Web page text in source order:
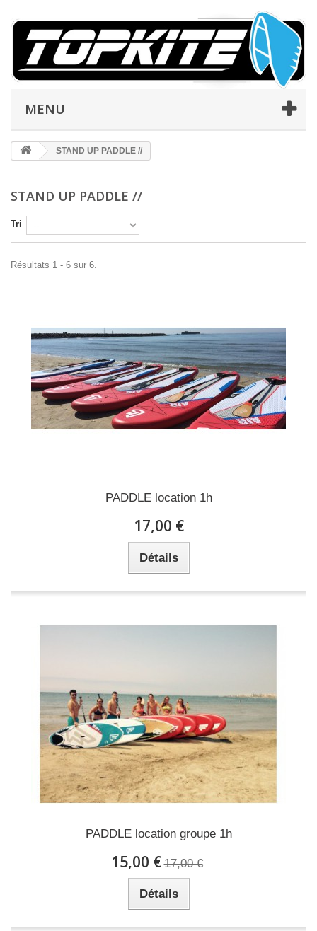
MENU
STAND UP PADDLE //
STAND UP PADDLE //
Tri
Résultats 1 - 6 sur 6.
PADDLE location 1h
17,00 €
Détails
PADDLE location groupe 1h
15,00 € 17,00 €
Détails